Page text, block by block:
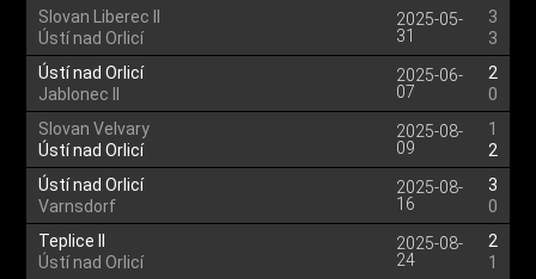
Slovan Liberec II
Ústí nad Orlicí
2025-05-
31
3
3
Ústí nad Orlicí
Jablonec II
2025-06-
07
2
0
Slovan Velvary
Ústí nad Orlicí
2025-08-
09
1
2
Ústí nad Orlicí
Varnsdorf
2025-08-
16
3
0
Teplice II
Ústí nad Orlicí
2025-08-
24
2
1